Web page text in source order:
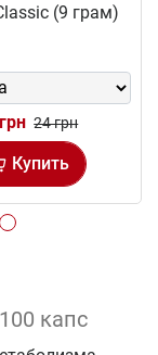
(9 грам)
24 грн
Купить
капс